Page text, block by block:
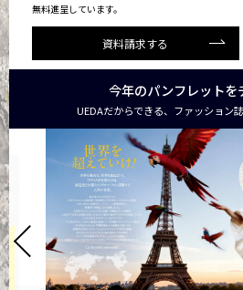
無料進呈しています。
資料請求する
今年のパンフレットを
UEDAだからできる、ファッション